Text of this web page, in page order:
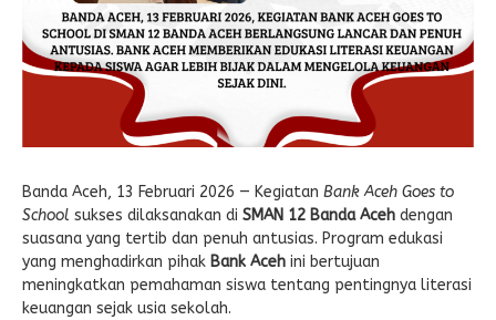
Banda Aceh, 13 Februari 2026 — Kegiatan Bank Aceh Goes to
School sukses dilaksanakan di SMAN 12 Banda Aceh dengan
suasana yang tertib dan penuh antusias. Program edukasi
yang menghadirkan pihak Bank Aceh ini bertujuan
meningkatkan pemahaman siswa tentang pentingnya literasi
keuangan sejak usia sekolah.